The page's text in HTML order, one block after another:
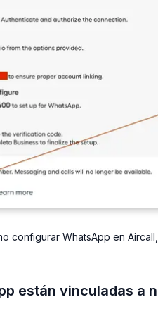
configurar WhatsApp en
están vinculadas a